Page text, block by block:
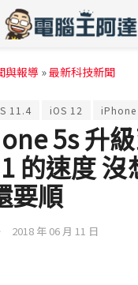
與報導 »最新科技新聞
11.4 iOS 12 iPhone
5s 升
的速度 沒
要順
2018 年 06 月 11 日